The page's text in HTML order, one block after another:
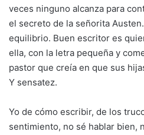
veces ninguno alcanza para
el secreto de la señorita
equilibrio. Buen escritor es
ella, con la letra pequeña y
pastor que creía en que sus
Y sensatez.
Yo de cómo escribir, de los
sentimiento, no sé hablar bien,